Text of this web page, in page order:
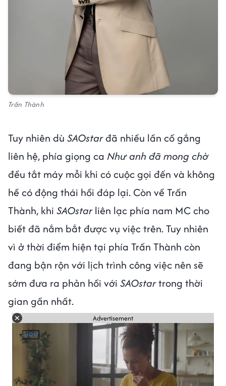
Trấn Thành
Tuy nhiên dù SAOstarđã nhiều lần cố gắng
liên hệ, phía giọng ca Như anh đã mong chờ
đều tắt máy mỗi khi có cuộc gọi đến và không
hề có động thái hồi đáp lại. Còn về Trấn
Thành, khi SAOstarliên lạc phía nam MC cho
biết đã nắm bắt được vụ việc trên. Tuy nhiên
vì ở thời điểm hiện tại phía Trấn Thành còn
đang bận rộn với lịch trình công việc nên sẽ
sớm đưa ra phản hồi với SAOstartrong thời
gian gần nhất.
Advertisement